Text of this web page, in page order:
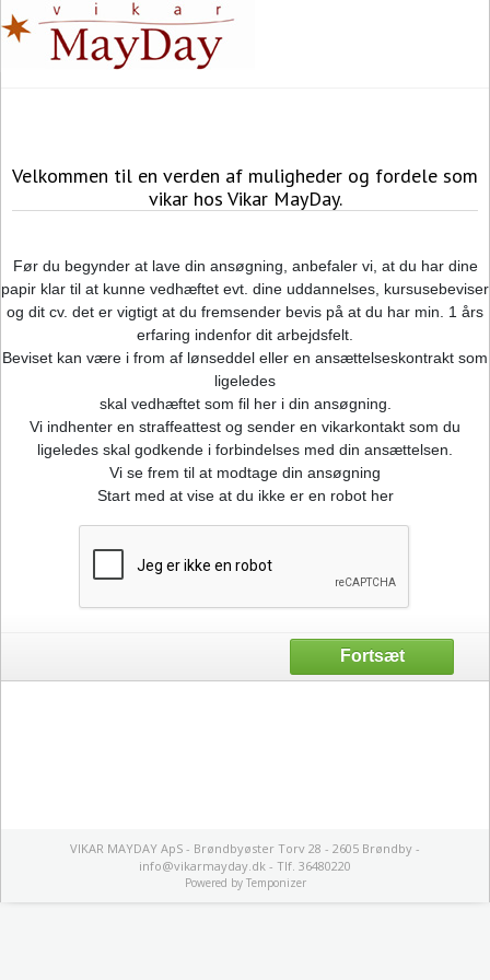
Velkommen til en verden af muligheder og fordele som
vikar hos Vikar MayDay.
Før du begynder at lave din ansøgning, anbefaler vi, at du har dine
papir klar til at kunne vedhæftet evt. dine uddannelses, kursusebeviser
og dit cv. det er vigtigt at du fremsender bevis på at du har min. 1 års
erfaring indenfor dit arbejdsfelt.
Beviset kan være i from af lønseddel eller en ansættelseskontrakt som
ligeledes
skal vedhæftet som fil her i din ansøgning.
Vi indhenter en straffeattest og sender en vikarkontakt som du
ligeledes skal godkende i forbindelses med din ansættelsen.
Vi se frem til at modtage din ansøgning
Start med at vise at du ikke er en robot her
VIKAR MAYDAY ApS - Brøndbyøster Torv 28 - 2605 Brøndby -
info@vikarmayday.dk - Tlf. 36480220
Powered by Temponizer